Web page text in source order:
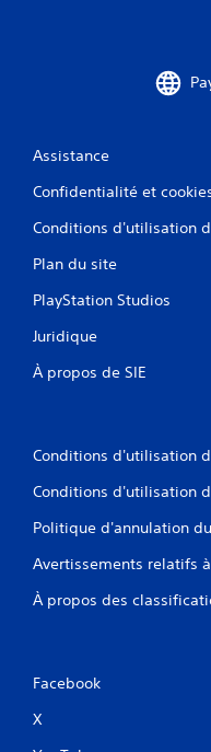
Assistance
Confidentialité et
Conditions d'utilisation
Plan du site
PlayStation Studios
Juridique
À propos de SIE
Conditions d'utilisation
Conditions d'utilisation
Politique d'annulation
Avertissements relatifs
À propos des
Facebook
X